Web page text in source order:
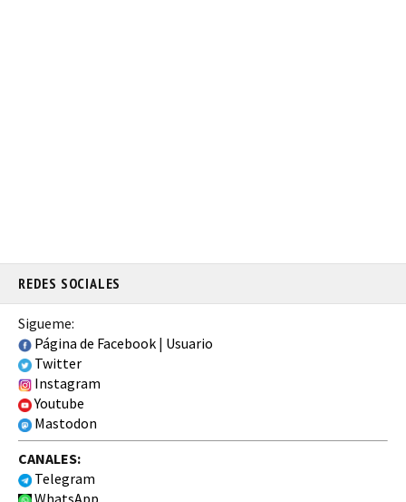
REDES SOCIALES
Sigueme:
Página de Facebook | Usuario
Twitter
Instagram
Youtube
Mastodon
CANALES:
Telegram
WhatsApp